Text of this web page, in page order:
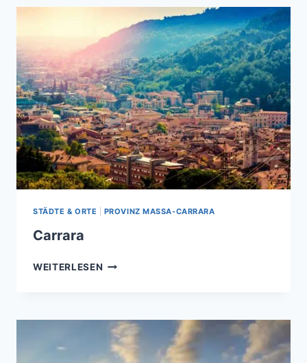
ER T
OSKANA
STÄDTE & ORTE PROVINZ MASSA-CARRARA
Carrara
WEITERLESEN CARRARA